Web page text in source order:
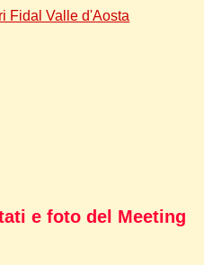
Fidal Valle d'Aosta
e foto del Meeting